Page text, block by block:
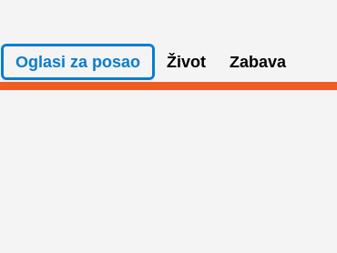
Oglasi za posao Život Zabava